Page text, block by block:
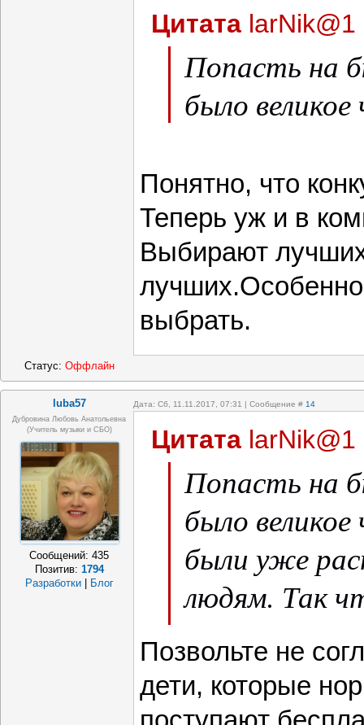
Цитата larNik@1
Попасть на
было великое
Понятно, что
Теперь уж и в
Выбирают
выбрать.
Статус: Оффлайн
luba57 Дата: Сб, 11.11.2017, 07:31 | Сообщение # 14
Дубровина Любовь Анатольевна
(учитель музыки и СБО)
Сообщений:435
Позитив: 1794
Разработки
Блог
Цитата larNik@1
Попасть на
было
были уже
людям. Так
учатся за
Позвольте не
дети, которые